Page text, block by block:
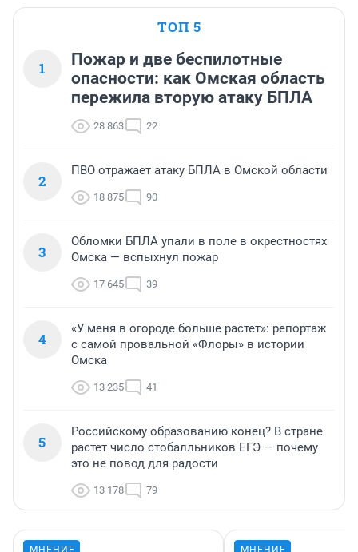
ТОП 5
1
Пожар и две беспилотные
опасности: как Омская область
пережила вторую атаку БПЛА
28 863 22
2
ПВО отражает атаку БПЛА в Омской области
18 875 90
3
Обломки БПЛА упали в поле в окрестностях
Омска — вспыхнул пожар
17 645 39
4
«У меня в огороде больше растет»: репортаж
с самой провальной «Флоры» в истории
Омска
13 235 41
5
Российскому образованию конец? В стране
растет число стобалльников ЕГЭ — почему
это не повод для радости
13 178 79
МНЕНИЕ МНЕНИЕ